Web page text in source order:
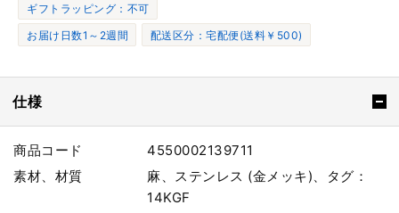
ギフトラッピング：不可
お届け日数1～2週間
配送区分：宅配便(送料￥500)
仕様
商品コード
4550002139711
素材、材質
麻、ステンレス (金メッキ)、タグ：
14KGF